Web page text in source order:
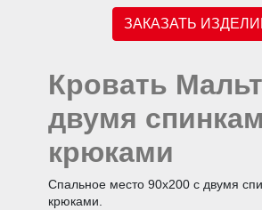
ЗАКАЗАТЬ
Кровать
двумя
крюками
Спальное место 90х200 с двумя
крюками.